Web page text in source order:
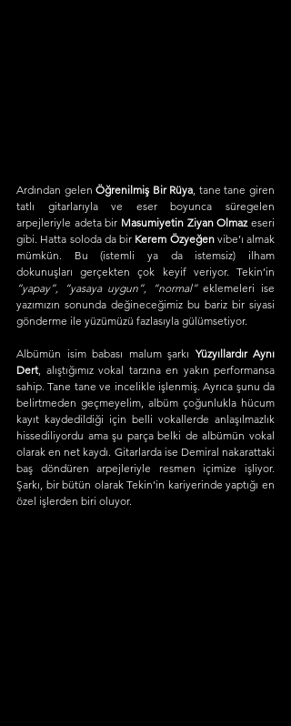
Ardından gelen Öğrenilmiş Bir Rüya , tane tane giren
tatlı gitarlarıyla ve eser boyunca süregelen
arpejleriyle adeta bir Masumiyetin Ziyan Olmaz eseri
gibi. Hatta soloda da bir Kerem Özyeğen vibe’ı almak
mümkün. Bu (istemli ya da istemsiz) ilham
“yapay”, “yasaya uygun”, “normal” eklemeleri ise
yazımızın sonunda değineceğimiz bu bariz bir siyasi
gönderme ile yüzümüzü fazlasıyla gülümsetiyor.
Albümün isim babası malum şarkı Yüzyıllardır Aynı
Dert, alıştığımız vokal tarzına en yakın performansa
sahip. Tane tane ve incelikle işlenmiş. Ayrıca şunu da
belirtmeden geçmeyelim, albüm çoğunlukla hücum
kayıt kaydedildiği için belli vokallerde anlaşılmazlık
hissediliyordu ama şu parça belki de albümün vokal
olarak en net kaydı. Gitarlarda ise Demiral nakarattaki
baş döndüren arpejleriyle resmen içimize işliyor.
Şarkı, bir bütün olarak Tekin’in kariyerinde yaptığı en
özel işlerden biri oluyor.